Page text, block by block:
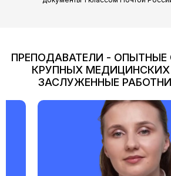
ПРЕПОДАВАТЕЛИ -
КРУПНЫХ МЕДИЦИНСКИХ
ЗАСЛУЖЕННЫЕ